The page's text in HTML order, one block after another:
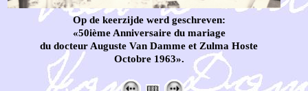
Op de keerzijde werd geschreven:
«50ième Anniversaire du mariage
du docteur Auguste Van Damme et Zulma Hoste
Octobre 1963».